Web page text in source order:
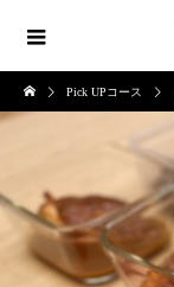
Pick UPコース